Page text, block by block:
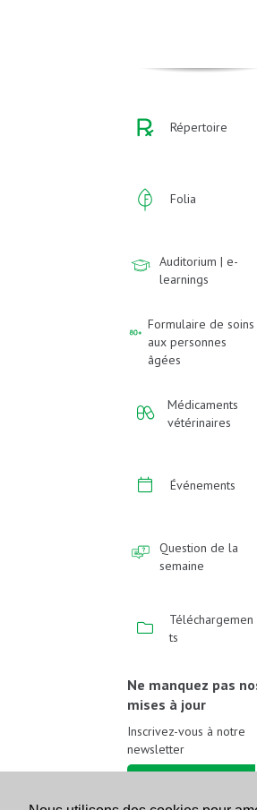
Répertoire
Folia
Auditorium | e-
learnings
Formulaire de soins
aux personnes
âgées
Médicaments
vétérinaires
Événements
Question de la
semaine
Téléchargemen
ts
Ne manquez pas
mises à jour
Inscrivez-vous à notre
newsletter